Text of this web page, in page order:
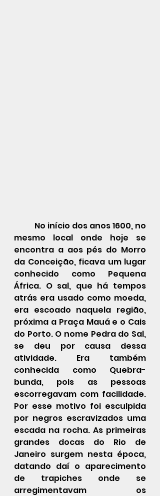
No início dos anos 1600, no
mesmo local onde hoje se
encontra a aos pés do Morro
da Conceição, ficava um lugar
conhecido como Pequena
África. O sal, que há tempos
atrás era usado como moeda,
era escoado naquela região,
próxima a Praça Mauá e o Cais
do Porto. O nome Pedra do Sal,
se deu por causa dessa
atividade. Era também
conhecida como Quebra-
bunda, pois as pessoas
escorregavam com facilidade.
Por esse motivo foi esculpida
por negros escravizados uma
escada na rocha. As primeiras
grandes docas do Rio de
Janeiro surgem nesta época,
datando daí o aparecimento
de trapiches onde se